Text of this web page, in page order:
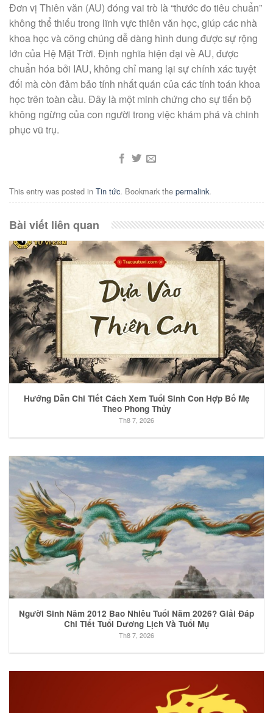
Đơn vị Thiên văn (AU) đóng vai trò là “thước đo tiêu chuẩn”
không thể thiếu trong lĩnh vực thiên văn học, giúp các nhà
khoa học và công chúng dễ dàng hình dung được sự rộng
lớn của Hệ Mặt Trời. Định nghĩa hiện đại về AU, được
chuẩn hóa bởi IAU, không chỉ mang lại sự chính xác tuyệt
đối mà còn đảm bảo tính nhất quán của các tính toán khoa
học trên toàn cầu. Đây là một minh chứng cho sự tiến bộ
không ngừng của con người trong việc khám phá và chinh
phục vũ trụ.
This entry was posted in Tin tức. Bookmark the permalink.
Bài viết liên quan
Hướng Dẫn Chi Tiết Cách Xem Tuổi Sinh Con Hợp Bố Mẹ
Theo Phong Thủy
Th8 7, 2026
Người Sinh Năm 2012 Bao Nhiêu Tuổi Năm 2026? Giải Đáp
Chi Tiết Tuổi Dương Lịch Và Tuổi Mụ
Th8 7, 2026